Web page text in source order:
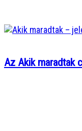
Az Akik maradtak